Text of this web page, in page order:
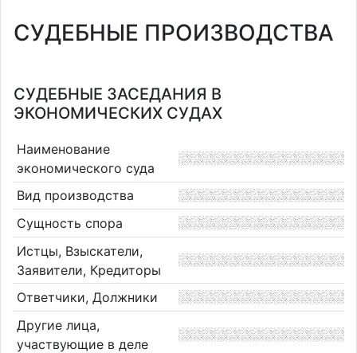
СУДЕБНЫЕ ПРОИЗВОДСТВА
СУДЕБНЫЕ ЗАСЕДАНИЯ В
ЭКОНОМИЧЕСКИХ СУДАХ
Наименование
экономического суда
Вид производства
Сущность спора
Истцы, Взыскатели,
Заявители, Кредиторы
Ответчики, Должники
Другие лица,
участвующие в деле